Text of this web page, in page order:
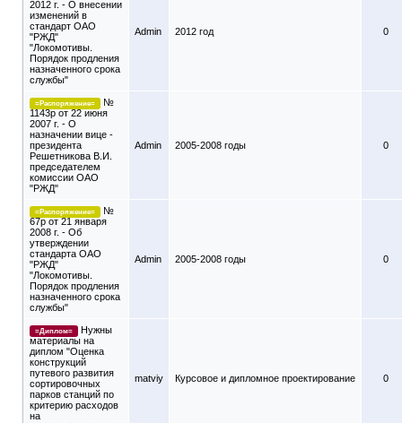
2012 г. - О внесении
изменений в
стандарт ОАО
"РЖД"
"Локомотивы.
Порядок продления
назначенного срока
службы"
Admin 2012 год 0
=Распоряжение=
№
1143р от 22 июня
2007 г. - О
назначении вице -
президента
Решетникова В.И.
председателем
комиссии ОАО
"РЖД"
Admin 2005-2008 годы 0
=Распоряжение=
№
67р от 21 января
2008 г. - Об
утверждении
стандарта ОАО
"РЖД"
"Локомотивы.
Порядок продления
назначенного срока
службы"
Admin 2005-2008 годы 0
=Диплом=
Нужны
материалы на
диплом "Оценка
конструкций
путевого развития
сортировочных
парков станций по
критерию расходов
на
matviy Курсовое и дипломное проектирование 0